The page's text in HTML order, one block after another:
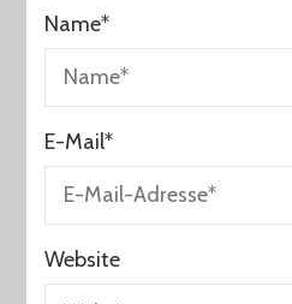
Name*
E-Mail*
Website